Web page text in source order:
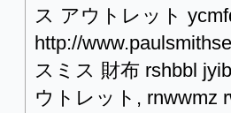
ス アウトレット
http://
スミス 財布 rshbbl
ウトレット, rnwwmz